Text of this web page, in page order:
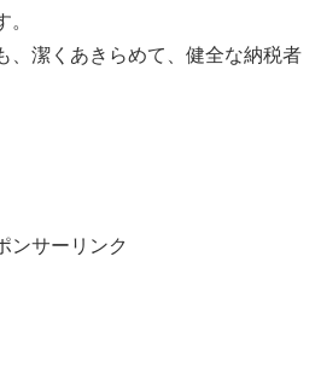
、潔くあきらめて、健全な納税者
ンサーリンク